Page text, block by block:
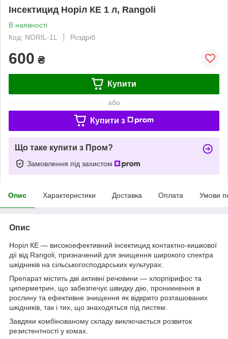
Інсектицид Норіл КЕ 1 л, Rangoli
В наявності
Код: NORIL-1L
Роздріб
600 ₴
Купити
або
Купити з
Що таке купити з Пром?
Замовлення під захистом
Опис Характеристики Доставка Оплата Умови
Опис
Норіл КЕ — високоефективний інсектицид контактно-кишкової
дії від Rangoli, призначений для знищення широкого спектра
шкідників на сільськогосподарських культурах.
Препарат містить дві активні речовини — хлорпірифос та
циперметрин, що забезпечує швидку дію, проникнення в
рослину та ефективне знищення як відкрито розташованих
шкідників, так і тих, що знаходяться під листям.
Завдяки комбінованому складу виключається розвиток
резистентності у комах.